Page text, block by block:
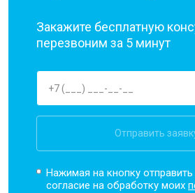
Закажите бесплатную
перезвоним за 5 минут
Отправить
Нажимая на кнопку
согласие на обработку моих